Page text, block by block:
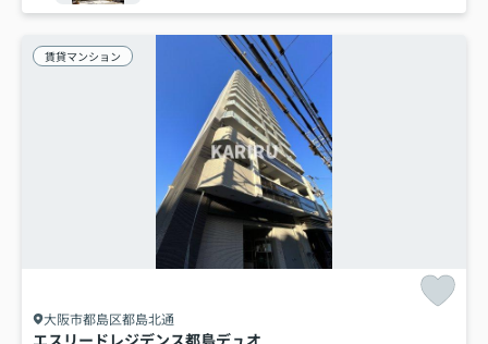
賃貸マンション
大阪市都島区都島北通